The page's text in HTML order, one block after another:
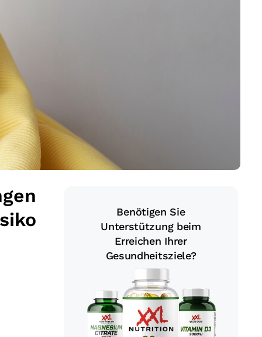
Benötigen Sie
Unterstützung beim
Erreichen Ihrer
Gesundheitsziele?